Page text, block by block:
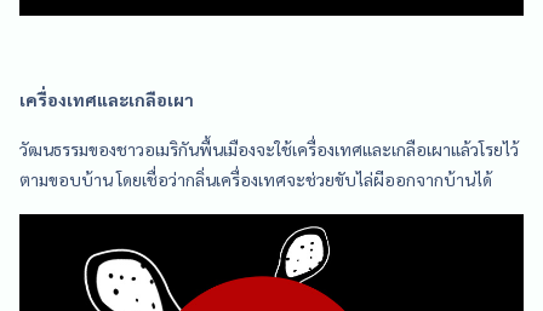
เครื่องเทศและเกลือเผา
วัฒนธรรมของชาวอเมริกันพื้นเมืองจะใช้เครื่องเทศและเกลือเผาแล้วโรยไว้
ตามขอบบ้าน โดยเชื่อว่ากลิ่นเครื่องเทศจะช่วยขับไล่ผีออกจากบ้านได้